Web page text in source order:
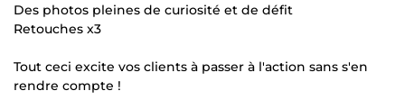
Des photos pleines de curiosité et de défit
Retouches x3
Tout ceci excite vos clients à passer à l'action sans s'en
rendre compte !